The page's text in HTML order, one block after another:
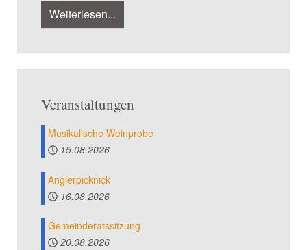
Weiterlesen...
Veranstaltungen
Musikalische Weinprobe
15.08.2026
Anglerpicknick
16.08.2026
Gemeinderatssitzung
20.08.2026